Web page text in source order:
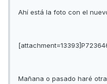
Ahí está la foto con el
Mañana o pasado haré